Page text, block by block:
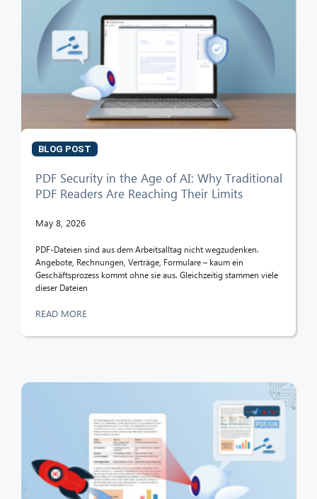
BLOG POST
PDF Security in the Age of AI: Why Traditional
PDF Readers Are Reaching Their Limits
May 8, 2026
PDF-Dateien sind aus dem Arbeitsalltag nicht wegzudenken.
Angebote, Rechnungen, Verträge, Formulare – kaum ein
Geschäftsprozess kommt ohne sie aus. Gleichzeitig stammen viele
dieser Dateien
READ MORE